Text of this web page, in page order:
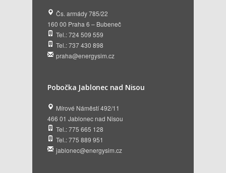
Čs. armády 785/22
160 00 Praha 6 – Bubeneč
Tel.: 724 509 559
Tel.: 737 430 898
praha@energysim.cz
Pobočka Jablonec nad Nisou
Mírové Náměstí 492/11
466 01 Jablonec nad Nisou
Tel.: 775 665 128
Tel.: 775 889 951
jablonec@energysim.cz